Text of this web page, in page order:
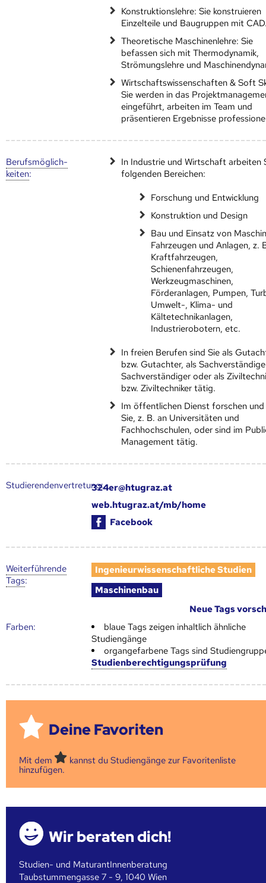
Konstruktionslehre: Sie konstruieren
Einzelteile und Baugruppen mit
Theoretische Maschinenlehre: Sie
befassen sich mit Thermodynamik,
Strömungslehre und
Wirtschaftswissenschaften & Soft
Sie werden in das
eingeführt, arbeiten im Team und
präsentieren Ergebnisse
Berufs­möglich­
keiten:
In Industrie und Wirtschaft arbeiten
folgenden Bereichen:
Forschung und Entwicklung
Konstruktion und Design
Bau und Einsatz von
Fahrzeugen und Anlagen, z.
Kraftfahrzeugen,
Schienenfahrzeugen,
Werkzeugmaschinen,
Förderanlagen, Pumpen,
Umwelt-, Klima- und
Kältetechnikanlagen,
Industrierobotern, etc.
In freien Berufen sind Sie als
bzw. Gutachter, als
Sachverständiger oder als
bzw. Ziviltechniker tätig.
Im öffentlichen Dienst forschen und
Sie, z. B. an Universitäten und
Fachhochschulen, oder sind im
Management tätig.
Studierendenvertretung:324er@htugraz.at
web.htugraz.at/mb/home
Facebook
Weiter­führende
Tags:
Ingenieurwissenschaftliche Studien
Maschinenbau
Neue Tags
Farben:
blaue Tags zeigen inhaltlich ähnliche
Studiengänge
organgefarbene Tags sind
Studienberechtigungsprüfung
Deine Favoriten
Mit dem
kannst du Studiengänge zur Favoritenliste
hinzufügen.
Wir beraten dich!
Studien- und MaturantInnenberatung
Taubstummengasse 7 - 9, 1040 Wien